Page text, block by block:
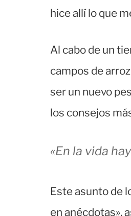
hice allí lo que
Al cabo de un
campos de
ser un nuevo
los consejos
«En la vida
Este asunto de
en anécdotas»,